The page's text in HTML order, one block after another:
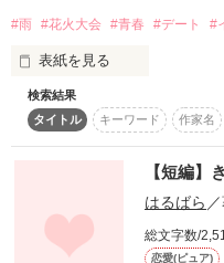
どうして私たちは出会っ
#雨 #花火大会 #青春 #デート #
表紙を見る
「花火大会で雨を降らすなん
ゆりはほんと雨女」
検索結果
タイトル
キーワード 作家名
【短編】
はるばら
総文字数/
恋愛(ピュア)